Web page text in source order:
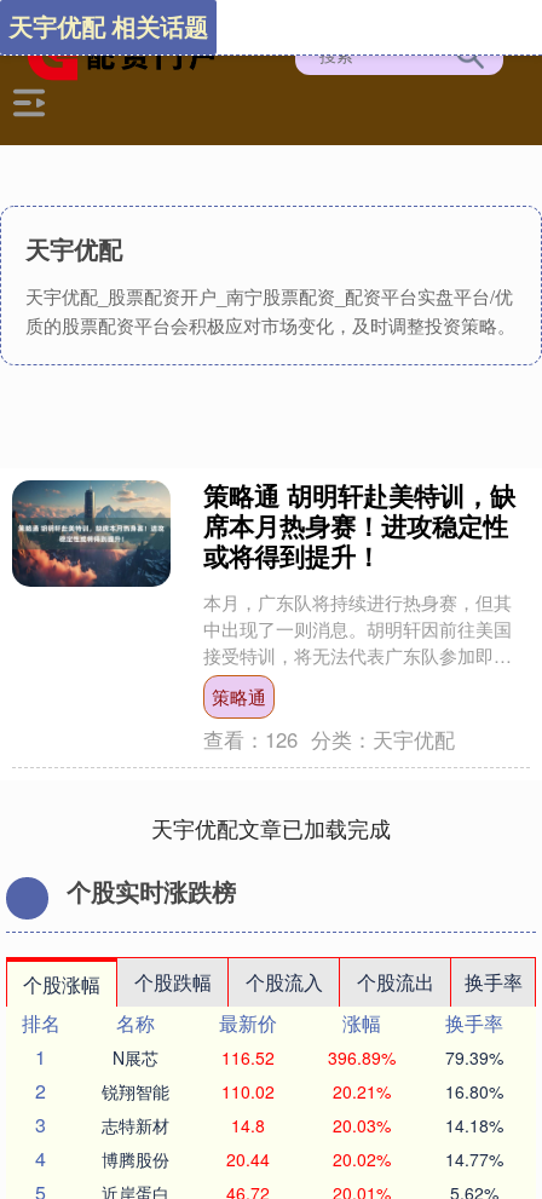
天宇优配
天宇优配_股票配资开户_南宁股票配资_配资平台实盘平台/优
质的股票配资平台会积极应对市场变化，及时调整投资策略。
天宇优配 相关话题
策略通 胡明轩赴美特训，缺
席本月热身赛！进攻稳定性
或将得到提升！
本月，广东队将持续进行热身赛，但其
中出现了一则消息。胡明轩因前往美国
接受特训，将无法代表广东队参加即将
进行的热身赛。在整个本月的热身赛
中，胡明轩都将缺席，这个决....
策略通
查看： 126 分类： 天宇优配
天宇优配文章已加载完成
个股实时涨跌榜
个股涨幅 个股跌幅 个股流入 个股流出
换手率
排名
名称 最新价 涨幅
换手率
1
N展芯 116.52 396.89% 79.39%
2 锐翔智能 110.02 20.21% 16.80%
3 志特新材 14.8 20.03% 14.18%
4 博腾股份 20.44 20.02% 14.77%
5 近岸蛋白 46.72 20.01% 5.62%